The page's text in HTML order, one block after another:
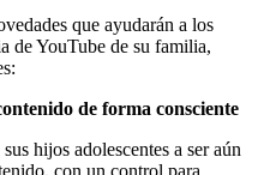
que ayudarán a los
de YouTube de su familia,
de forma consciente
hijos adolescentes a ser aún